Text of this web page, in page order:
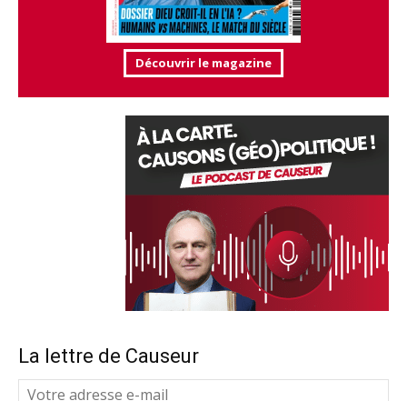
Découvrir le magazine
La lettre de Causeur